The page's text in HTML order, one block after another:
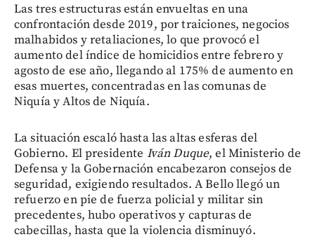
Las tres estructuras están envueltas en una
confrontación desde 2019, por traiciones, negocios
malhabidos y retaliaciones, lo que provocó el
aumento del índice de homicidios entre febrero y
agosto de ese año, llegando al 175% de aumento en
esas muertes, concentradas en las comunas de
Niquía y Altos de Niquía.
La situación escaló hasta las altas esferas del
Gobierno. El presidente Iván Duque, el Ministerio de
Defensa y la Gobernación encabezaron consejos de
seguridad, exigiendo resultados. A Bello llegó un
refuerzo en pie de fuerza policial y militar sin
precedentes, hubo operativos y capturas de
cabecillas, hasta que la violencia disminuyó.